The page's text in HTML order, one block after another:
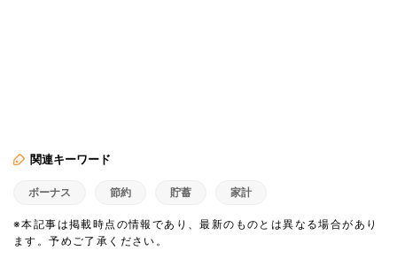
関連キーワード
ボーナス 節約 貯蓄 家計
※本記事は掲載時点の情報であり、最新のものとは異なる場合があり
ます。予めご了承ください。